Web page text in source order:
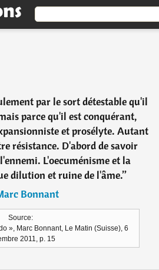
par le sort détestable qu'il
parce qu'il est conquérant,
et prosélyte. Autant
résistance. D'abord de savoir
L'oecuménisme et la
dilution et ruine de l'âme.”
Bonnant
Source:
», Marc Bonnant, Le Matin (Suisse), 6
2011, p. 15